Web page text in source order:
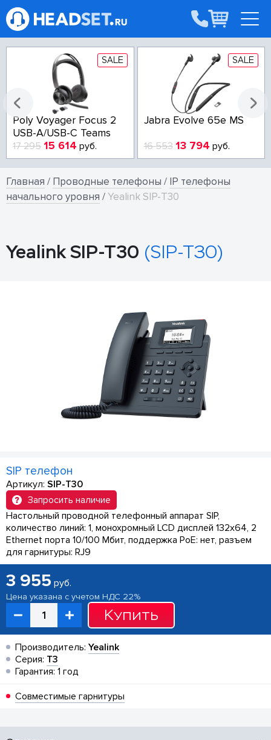
SALE
Poly Voyager Focus 2
USB-A/USB-C Teams
17 295 15 614 руб.
SALE
Jabra Evolve 65e MS
16 553 13 794 руб.
Главная / Проводные телефоны / IP телефоны
начального уровня /Yealink SIP-T30
Yealink SIP-T30 (SIP-T30)
SIP телефон
Артикул: SIP-T30
Запросить наличие
Настольный проводной телефонный аппарат SIP,
количество линий: 1, монохромный LCD дисплей 132х64, 2
Ethernet порта 10/100 Мбит, поддержка PoE: нет, разъем
для гарнитуры: RJ9
3 955 руб.
Цена указана с учетом НДС 22%
Купить
Производитель: Yealink
Серия: T3
Гарантия: 1 год
Совместимые гарнитуры